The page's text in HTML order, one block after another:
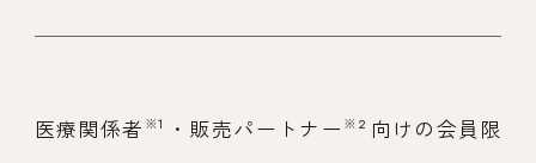
医療関係者 ※1 ・販売パートナー※2 向けの会員限